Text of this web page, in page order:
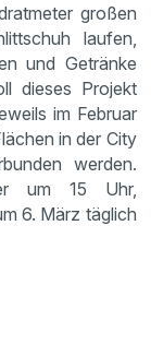
großen
laufen,
und Getränke
dieses Projekt
im Februar
in der City
werden.
um 15 Uhr,
6. März täglich